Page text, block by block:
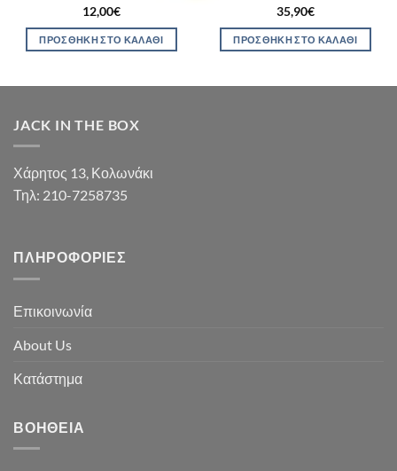
12,00€
ΠΡΟΣΘΉΚΗ ΣΤΟ ΚΑΛΆΘΙ
35,90€
ΠΡΟΣΘΉΚΗ ΣΤΟ ΚΑΛΆΘΙ
JACK IN THE BOX
Χάρητος 13, Κολωνάκι
Τηλ: 210-7258735
ΠΛΗΡΟΦΟΡΊΕΣ
Επικοινωνία
About Us
Κατάστημα
ΒΟΉΘΕΙΑ